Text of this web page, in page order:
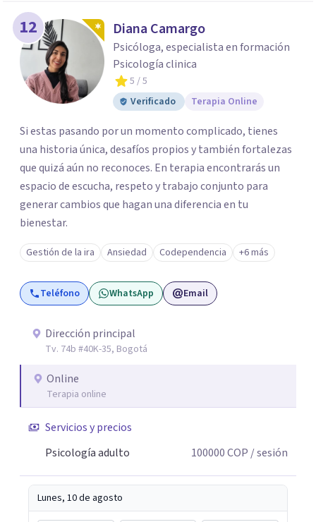
12 Diana Camargo
Psicóloga, especialista en formación
Psicología clinica
5 / 5
Verificado
Terapia Online
Si estas pasando por un momento complicado, tienes
una historia única, desafíos propios y también fortalezas
que quizá aún no reconoces. En terapia encontrarás un
espacio de escucha, respeto y trabajo conjunto para
generar cambios que hagan una diferencia en tu
bienestar.
Gestión de la ira Ansiedad Codependencia +6 más
Teléfono WhatsApp Email
Dirección principal
Tv. 74b #40K-35, Bogotá
Online
Terapia online
Servicios y precios
Psicología adulto
100000COP / sesión
Lunes, 10 de agosto